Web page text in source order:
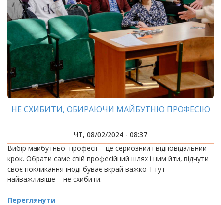
НЕ СХИБИТИ, ОБИРАЮЧИ МАЙБУТНЮ ПРОФЕСІЮ
ЧТ, 08/02/2024 - 08:37
Вибір майбутньої професії – це серйозний і відповідальний
крок. Обрати саме свій професійний шлях і ним йти, відчути
своє покликання іноді буває вкрай важко. І тут
найважливіше – не схибити.
Переглянути